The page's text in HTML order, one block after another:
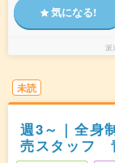
気になる!
派
未読
週3～｜全身
売スタッフ